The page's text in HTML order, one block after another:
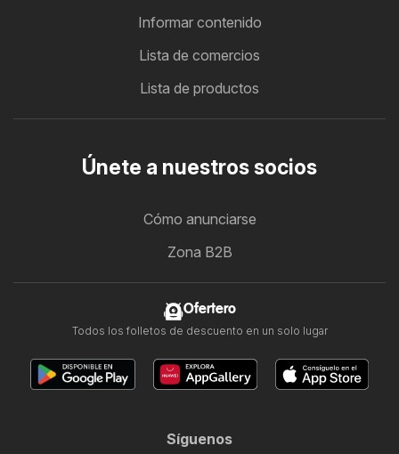
Informar contenido
Lista de comercios
Lista de productos
Únete a nuestros socios
Cómo anunciarse
Zona B2B
Ofertero
Todos los folletos de descuento en un solo lugar
Síguenos